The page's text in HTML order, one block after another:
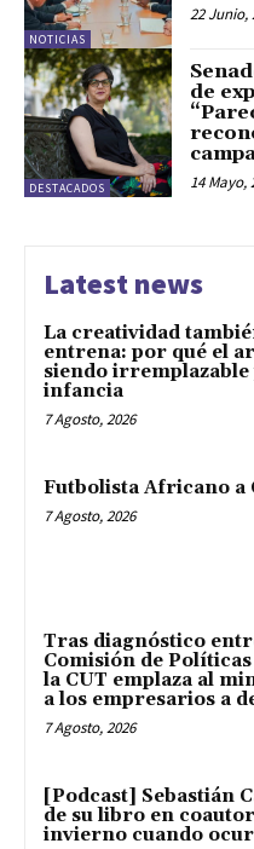
NOTICIAS
22 Junio,
DESTACADOS
de
14 Mayo,
Latest news
La creatividad
entrena: por qué el
siendo irremplazable
infancia
7 Agosto, 2026
Futbolista Africano a
7 Agosto, 2026
Tras diagnóstico
Comisión de
la CUT emplaza al
a los empresarios a
7 Agosto, 2026
[Podcast] Sebastián
de su libro en
invierno cuando